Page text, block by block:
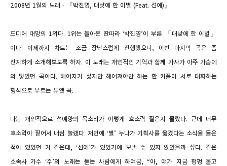
2008년 1월의 노래 - 『박진영, 대낮에 한 이별 (Feat. 선예) 』
드디어 대망의 1위다. 1위는 돌아온 딴따라‘박진영’이 부른 「대낮에 한 이별」
이다. 이제까지 차트는 조금 장난스럽게 진행했으니, 이번 마지막 곡은 좀
진지하게 소개해보도록 하자. 이 노래는 개인적인 기억과 함께 가사가 아주 가슴에
와 닿았던 곡이다.헤어지기 싫지만 헤어져야만 하는 한 커플이 서로 대화하는
형식으로 부르는 듀엣 곡.
나는 개인적으로 선예양의 목소리가 이렇게 호소력 짙은지 몰랐다. 근데 너무
호소력이 짙어서 내심 놀랬다. 저번에‘별’ 누나가 기획사를 옮겼다는 소식을 들은
적이 있었던 거 같은데, ‘선예’가 있었기에 보낼 수 있지 않았을까 싶다.같은
소속사 가수‘주’의 노래는 듣는 사람에게 하여금, “아, 얘가 지금 펑펑 울고